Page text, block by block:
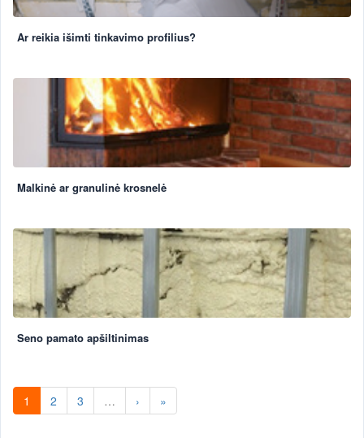
Ar reikia išimti tinkavimo profilius?
Malkinė ar granulinė krosnelė
Seno pamato apšiltinimas
1 2 3 … › »